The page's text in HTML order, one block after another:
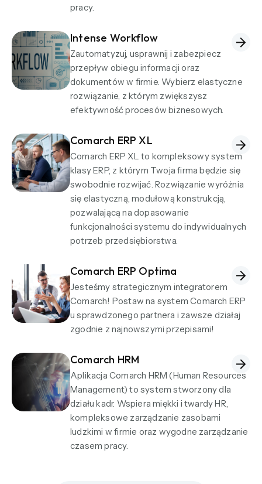
pracy.
Intense Workflow
Zautomatyzuj, usprawnij i zabezpiecz
przepływ obiegu informacji oraz
dokumentów w firmie. Wybierz elastyczne
rozwiązanie, z którym zwiększysz
efektywność procesów biznesowych.
Comarch ERP XL
Comarch ERP XL to kompleksowy system
klasy ERP, z którym Twoja firma będzie się
swobodnie rozwijać. Rozwiązanie wyróżnia
się elastyczną, modułową konstrukcją,
pozwalającą na dopasowanie
funkcjonalności systemu do indywidualnych
potrzeb przedsiębiorstwa.
Comarch ERP Optima
Jesteśmy strategicznym integratorem
Comarch! Postaw na system Comarch ERP
u sprawdzonego partnera i zawsze działaj
zgodnie z najnowszymi przepisami!
Comarch HRM
Aplikacja Comarch HRM (Human Resources
Management) to system stworzony dla
działu kadr. Wspiera miękki i twardy HR,
kompleksowe zarządzanie zasobami
ludzkimi w firmie oraz wygodne zarządzanie
czasem pracy.